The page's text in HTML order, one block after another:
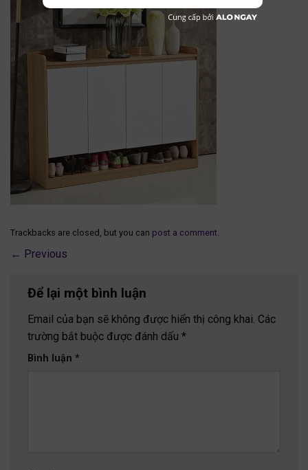
Trackbacks are closed, but you can post a comment
← Previous
Để lại một bình luận
Email của bạn sẽ không được hiển thị công khai. Các
trường bắt buộc được đánh dấu *
Bình luận *